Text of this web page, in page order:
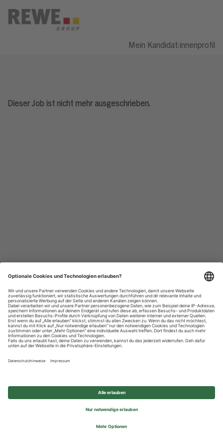
Mein Kandidat:innenprofil
Dieser Job ist nicht mehr ausgeschrieben.
Datenschutzhinweise
Impressum
Privatsphäre-Einstellungen
© 2026 REWE Group - All rights reserved